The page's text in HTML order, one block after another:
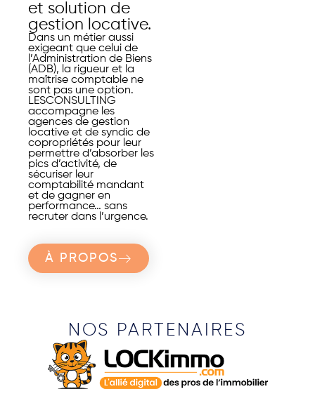
et solution de
gestion locative.
Dans un métier aussi
exigeant que celui de
l’Administration de Biens
(ADB), la rigueur et la
maîtrise comptable ne
sont pas une option.
LESCONSULTING
accompagne les
agences de gestion
locative et de syndic de
copropriétés pour leur
permettre d’absorber les
pics d’activité, de
sécuriser leur
comptabilité mandant
et de gagner en
performance… sans
recruter dans l’urgence.
À PROPOS
NOS PARTENAIRES